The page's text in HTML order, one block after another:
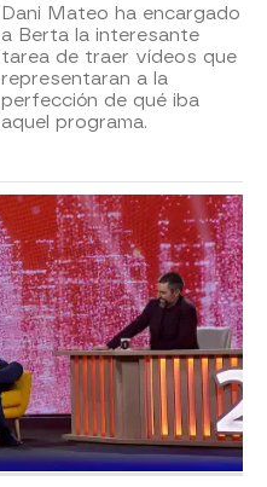
Dani Mateo ha encargado
a Berta la interesante
tarea de traer vídeos que
representaran a la
perfección de qué iba
aquel programa.